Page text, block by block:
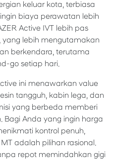
keluar kota, terbiasa
biaya perawatan lebih
Active IVT lebih pas
lebih mengutamakan
berkendara, terutama
go setiap hari.
ini menawarkan value
tangguh, kabin lega, dan
yang berbeda memberi
Bagi Anda yang ingin harga
kontrol penuh,
adalah pilihan rasional.
repot memindahkan gigi